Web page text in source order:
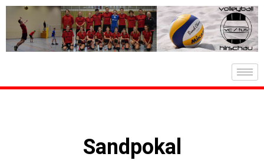
Zum
Inhalt
Sandpokal